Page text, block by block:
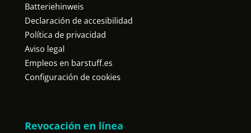
Batteriehinweis
Declaración de accesibilidad
Política de privacidad
Aviso legal
Empleos en barstuff.es
Configuración de cookies
Revocación en línea